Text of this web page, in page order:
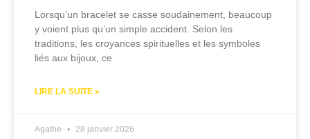
Lorsqu’un bracelet se casse soudainement, beaucoup
y voient plus qu’un simple accident. Selon les
traditions, les croyances spirituelles et les symboles
liés aux bijoux, ce
LIRE LA SUITE »
Agathe 28 janvier 2026